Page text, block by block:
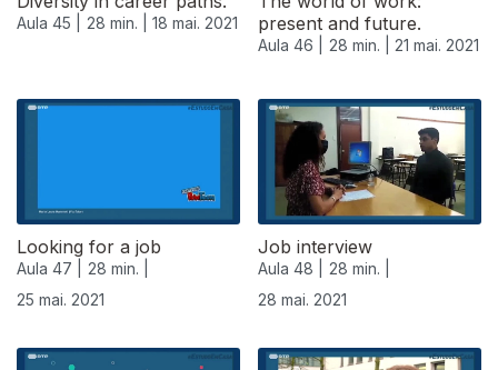
Aula 45 | 28 min. | 18 mai. 2021
present and future.
Aula 46 | 28 min. | 21 mai. 2021
Looking for a job
Aula 47 |
28 min. |
25 mai. 2021
Job interview
Aula 48 |
28 min. |
28 mai. 2021